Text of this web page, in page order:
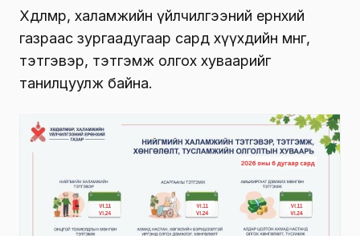
Хөдөлмөр, халамжийн үйлчилгээний ерөнхий
газраас зургаадугаар сард хүүхдийн мөнгө,
тэтгэвэр, тэтгэмж олгох хуваарийг
танилцуулж байна.